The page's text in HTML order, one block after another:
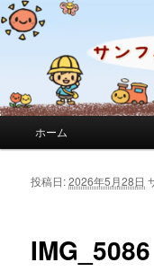
サンフィ
サンフィール保育園の
メインコンテンツへ
サブコンテンツへ移動
ホーム
画像ナビゲーション
IMG_5086
投稿日:2026年5月28日